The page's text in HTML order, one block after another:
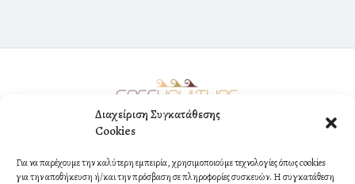
Διαχείριση Συγκατάθεσης
Cookies
Για να παρέχουμε την καλύτερη εμπειρία, χρησιμοποιούμε τεχνολογίες όπως cookies
για την αποθήκευση ή/και την πρόσβαση σε πληροφορίες συσκευών. Η συγκατάθεση
Contact